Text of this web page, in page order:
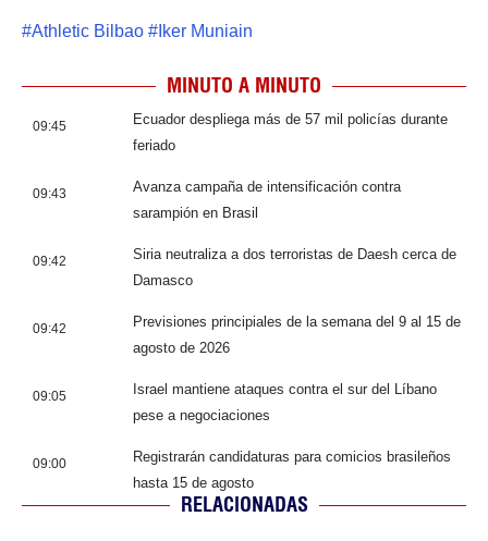
#Athletic Bilbao # Iker Muniain
MINUTO A MINUTO
09:45
Ecuador despliega más de 57 mil policías durante
feriado
09:43
Avanza campaña de intensificación contra
sarampión en Brasil
09:42
Siria neutraliza a dos terroristas de Daesh cerca de
Damasco
09:42
Previsiones principiales de la semana del 9 al 15 de
agosto de 2026
09:05
Israel mantiene ataques contra el sur del Líbano
pese a negociaciones
09:00
Registrarán candidaturas para comicios brasileños
hasta 15 de agosto
RELACIONADAS